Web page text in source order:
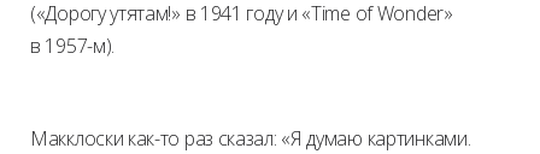
(«Дорогу утятам!» в 1941 году и «Time of Wonder»
в 1957-м).
Макклоски как-то раз сказал: «Я думаю картинками.